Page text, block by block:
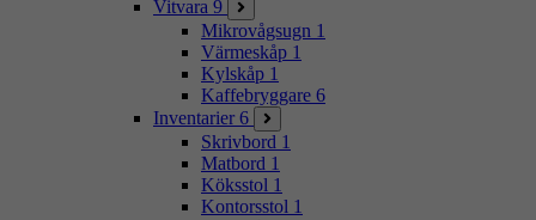
Vitvara 9
Mikrovågsugn 1
Värmeskåp 1
Kylskåp 1
Kaffebryggare 6
Inventarier 6
Skrivbord 1
Matbord 1
Köksstol 1
Kontorsstol 1